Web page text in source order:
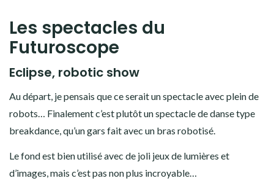
Les spectacles du
Futuroscope
Eclipse, robotic show
Au départ, je pensais que ce serait un spectacle avec plein de
robots… Finalement c’est plutôt un spectacle de danse type
breakdance, qu’un gars fait avec un bras robotisé.
Le fond est bien utilisé avec de joli jeux de lumières et
d’images, mais c’est pas non plus incroyable…